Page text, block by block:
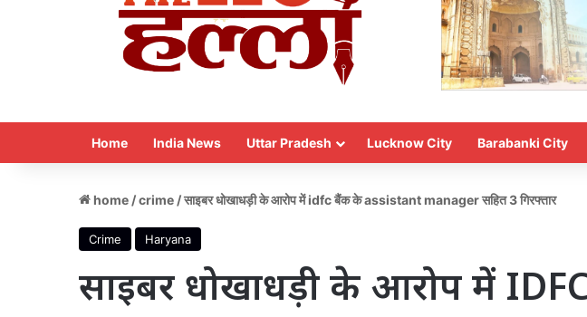
Home India News Uttar Pradesh Lucknow City Barabanki City
home /crime /साइबर धोखाधड़ी के आरोप में idfc बैंक के assistant manager सहित 3 गिरफ्तार
Crime Haryana
साइबर धोखाधड़ी के आरोप में